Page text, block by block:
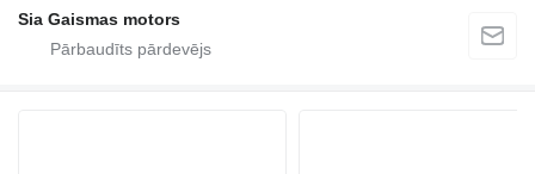
Sia Gaismas motors